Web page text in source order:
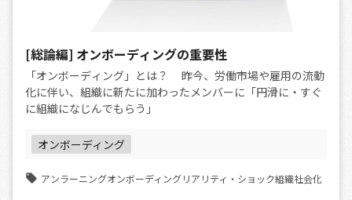
[総論編] オンボーディングの重要性
「オンボーディング」とは？ 昨今、労働市場や雇用の流動
化に伴い、組織に新たに加わったメンバーに「円滑に・すぐ
に組織になじんでもらう」
オンボーディング
アンラーニングオンボーディングリアリティ・ショック組織社会化